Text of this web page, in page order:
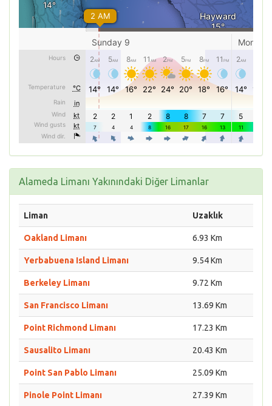
Alameda Limanı Yakınındaki Diğer Limanlar
Liman Uzaklık
Oakland Limanı 6.93 Km
Yerbabuena Island Limanı 9.54 Km
Berkeley Limanı 9.72 Km
San Francisco Limanı 13.69 Km
Point Richmond Limanı 17.23 Km
Sausalito Limanı 20.43 Km
Point San Pablo Limanı 25.09 Km
Pinole Point Limanı 27.39 Km